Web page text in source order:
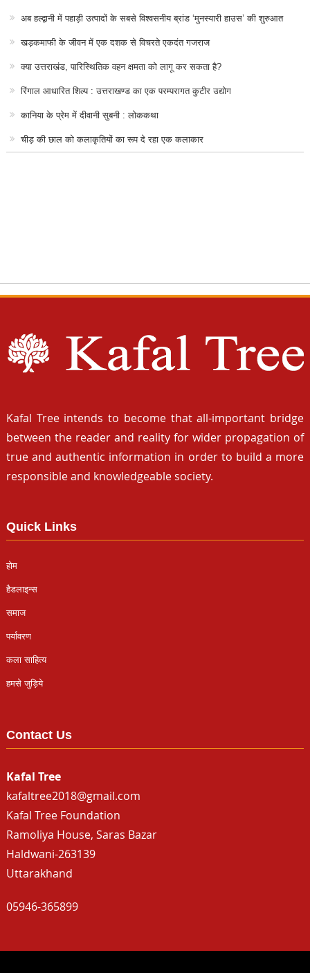
अब हल्द्वानी में पहाड़ी उत्पादों के सबसे विश्वसनीय ब्रांड ‘मुनस्यारी हाउस’ की शुरुआत
खड़कमाफी के जीवन में एक दशक से विचरते एकदंत गजराज
क्या उत्तराखंड, पारिस्थितिक वहन क्षमता को लागू कर सकता है?
रिंगाल आधारित शिल्प : उत्तराखण्ड का एक परम्परागत कुटीर उद्योग
कानिया के प्रेम में दीवानी सुबनी : लोककथा
चीड़ की छाल को कलाकृतियों का रूप दे रहा एक कलाकार
Kafal Tree intends to become that all-important bridge
between the reader and reality for wider propagation of
true and authentic information in order to build a more
responsible and knowledgeable society.
Quick Links
होम
हैडलाइन्स
समाज
पर्यावरण
कला साहित्य
हमसे जुड़िये
Contact Us
Kafal Tree
kafaltree2018@gmail.com
Kafal Tree Foundation
Ramoliya House, Saras Bazar
Haldwani-263139
Uttarakhand
05946-365899